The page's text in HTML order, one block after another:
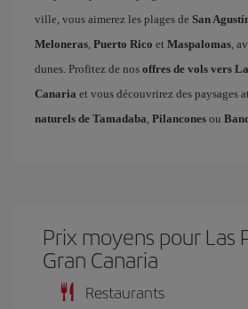
ville, vous aimerez les plages de San
Meloneras, Puerto Rico et Maspalomas,
dunes. Profitez de nos offres de vols vers
Canaria et vous découvrirez des paysages
naturels de Tamadaba, Pilancones ou
Prix ​​moyens pour Las
Gran Canaria
Restaurants